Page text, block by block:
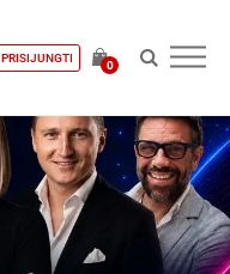
PRISIJUNGTI
0